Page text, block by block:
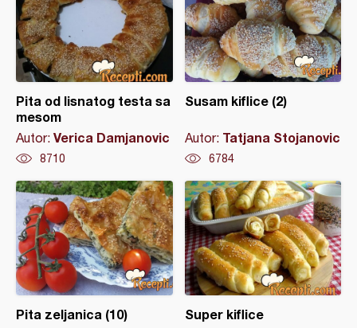
Pita od lisnatog testa sa
mesom
Autor: Verica Damjanovic
8710
Susam kiflice (2)
Autor: Tatjana Stojanovic
6784
Pita zeljanica (10) Super kiflice